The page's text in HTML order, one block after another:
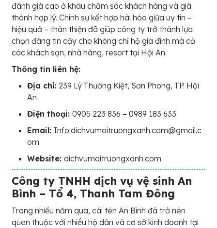
đánh giá cao ở khâu chăm sóc khách hàng và giá
thành hợp lý. Chính sự kết hợp hài hòa giữa uy tín –
hiệu quả – thân thiện đã giúp công ty trở thành lựa
chọn đáng tin cậy cho không chỉ hộ gia đình mà cả
các khách sạn, nhà hàng, resort tại Hội An.
Thông tin liên hệ:
Địa chỉ: 239 Lý Thường Kiệt, Sơn Phong, TP. Hội
An
Điện thoại: 0905 223 836 – 0989 183 633
Email: Info.dichvumoitruongxanh.com@gmail.c
om
Website: dichvumoitruongxanh.com
Công ty TNHH dịch vụ vệ sinh An
Bình – Tổ 4, Thanh Tam Đông
Trong nhiều năm qua, cái tên An Bình đã trở nên
quen thuộc với nhiều hộ dân và cơ sở kinh doanh tại